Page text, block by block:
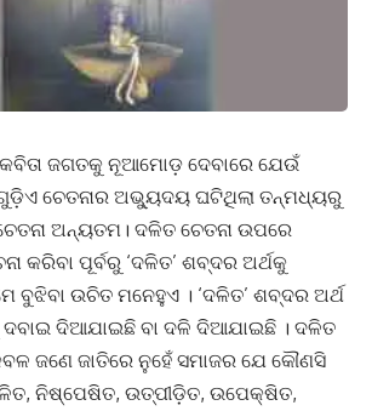
ଜଗତକୁ ନୂଆମୋଡ଼ ଦେବାରେ ଯେଉଁ
ଚେତନାର ଅଭ୍ୟୁଦୟ ଘଟିଥିଲା ତନ୍ମଧ୍ୟରୁ
ଅନ୍ୟତମ। ଦଳିତ ଚେତନା ଉପରେ
କରିବା ପୂର୍ବରୁ ‘ଦଳିତ’ ଶବ୍ଦର ଅର୍ଥକୁ
ବୁଝିବା ଉଚିତ ମନେହୁଏ । ‘ଦଳିତ’ ଶବ୍ଦର ଅର୍ଥ
ଦବାଇ ଦିଆଯାଇଛି ବା ଦଳି ଦିଆଯାଇଛି । ଦଳିତ
ଜଣେ ଜାତିରେ ନୁହେଁ ସମାଜର ଯେ କୌଣସି
ନିଷ୍ପେଷିତ, ଉତ୍ପୀଡ଼ିତ, ଉପେକ୍ଷିତ,